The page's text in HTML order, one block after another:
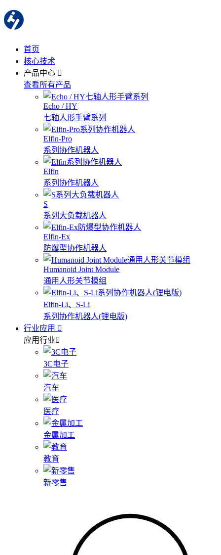
首页
核心技术
产品中心
查看所有产品
Echo / HY
七轴人形手臂系列
Elfin-Pro
系列协作机器人
Elfin
系列协作机器人
S
系列大负载机器人
Elfin-Ex
防爆型协作机器人
Humanoid Joint Module
通用人形关节模组
Elfin-Li、S-Li
系列协作机器人(锂电版)
行业应用
应用行业
3C电子
汽车
医疗
金属加工
教育
新零售